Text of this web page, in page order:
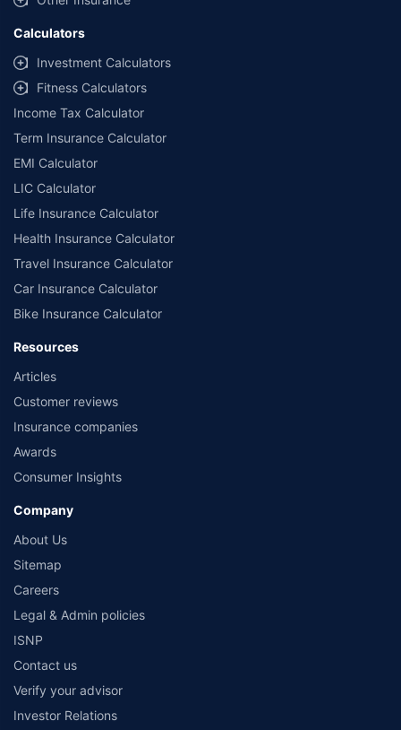
Calculators
Investment Calculators
Fitness Calculators
Income Tax Calculator
Term Insurance Calculator
EMI Calculator
LIC Calculator
Life Insurance Calculator
Health Insurance Calculator
Travel Insurance Calculator
Car Insurance Calculator
Bike Insurance Calculator
Resources
Articles
Customer reviews
Insurance companies
Awards
Consumer Insights
Company
About Us
Sitemap
Careers
Legal & Admin policies
ISNP
Contact us
Verify your advisor
Investor Relations